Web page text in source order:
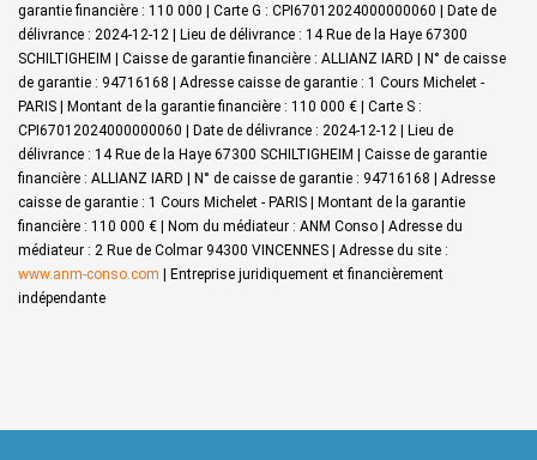
garantie financière : 110 000 | Carte G : CPI67012024000000060 | Date de
délivrance : 2024-12-12 | Lieu de délivrance : 14 Rue de la Haye 67300
SCHILTIGHEIM | Caisse de garantie financière : ALLIANZ IARD | N° de caisse
de garantie : 94716168 | Adresse caisse de garantie : 1 Cours Michelet -
PARIS | Montant de la garantie financière : 110 000 € | Carte S :
CPI67012024000000060 | Date de délivrance : 2024-12-12 | Lieu de
délivrance : 14 Rue de la Haye 67300 SCHILTIGHEIM | Caisse de garantie
financière : ALLIANZ IARD | N° de caisse de garantie : 94716168 | Adresse
caisse de garantie : 1 Cours Michelet - PARIS | Montant de la garantie
financière : 110 000 € | Nom du médiateur : ANM Conso | Adresse du
médiateur : 2 Rue de Colmar 94300 VINCENNES | Adresse du site :
www.anm-conso.com | Entreprise juridiquement et financièrement
indépendante